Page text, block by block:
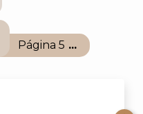
Página 5